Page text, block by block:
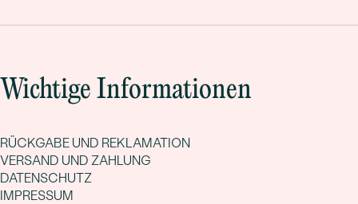
Wichtige Informationen
RÜCKGABE UND REKLAMATION
VERSAND UND ZAHLUNG
DATENSCHUTZ
IMPRESSUM